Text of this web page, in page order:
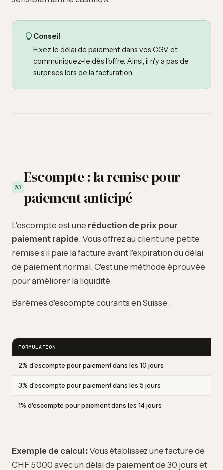
Conseil
Fixez le délai de paiement dans vos CGV et
communiquez-le dès l'offre. Ainsi, il n'y a pas de
surprises lors de la facturation.
03
Escompte : la remise pour
paiement anticipé
L'escompte est une réduction de prix pour
paiement rapide. Vous offrez au client une petite
remise s'il paie la facture avant l'expiration du délai
de paiement normal. C'est une méthode éprouvée
pour améliorer la liquidité.
Barèmes d'escompte courants en Suisse :
FORMULATION
2% d'escompte pour paiement dans les 10 jours
3% d'escompte pour paiement dans les 5 jours
1% d'escompte pour paiement dans les 14 jours
Exemple de calcul :Vous établissez une facture de
CHF 5'000 avec un délai de paiement de 30 jours et